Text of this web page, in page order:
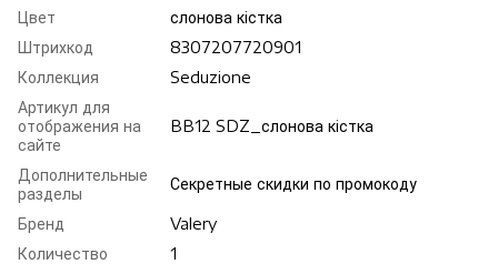
Цвет
слонова кiстка
Штрихкод
8307207720901
Коллекция
Seduzione
Артикул для
отображения на
сайте
BB12 SDZ_слонова кiстка
Дополнительные
разделы
Секретные скидки по промокоду
Бренд
Valery
Количество
1